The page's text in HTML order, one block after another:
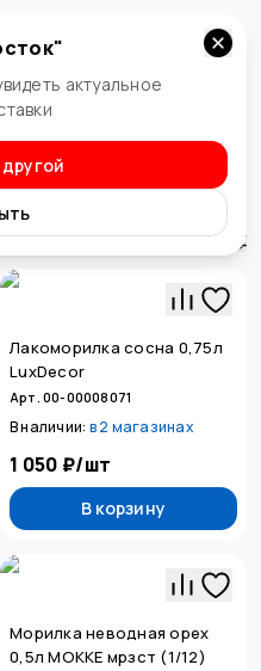
"
актуальное
Лакоморилка сосна 0,75л
LuxDecor
Арт. 00-00008071
В наличии: в2 магазинах
1 050 ₽/шт
В корзину
Морилка неводная орех
0,5л МОККЕ мрзст (1/12)